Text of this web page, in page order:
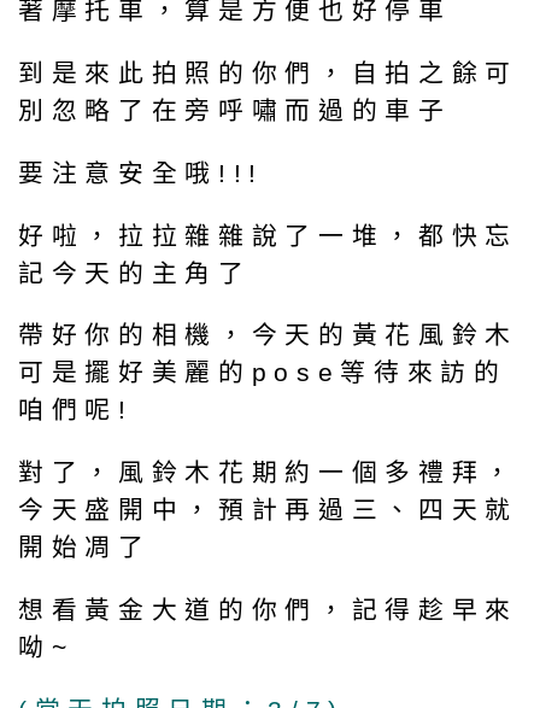
著摩托車，算是方便也好停車
到是來此拍照的你們，自拍之餘可
別忽略了在旁呼嘯而過的車子
要注意安全哦!!!
好啦，拉拉雜雜說了一堆，都快忘
記今天的主角了
帶好你的相機，今天的黃花風鈴木
可是擺好美麗的pose等待來訪的
咱們呢!
對了，風鈴木花期約一個多禮拜，
今天盛開中，預計再過三、四天就
開始凋了
想看黃金大道的你們，記得趁早來
呦~